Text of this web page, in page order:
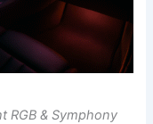
RGB & Symphony